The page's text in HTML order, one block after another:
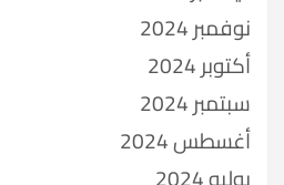
نوفمبر 2024
أكتوبر 2024
سبتمبر 2024
أغسطس 2024